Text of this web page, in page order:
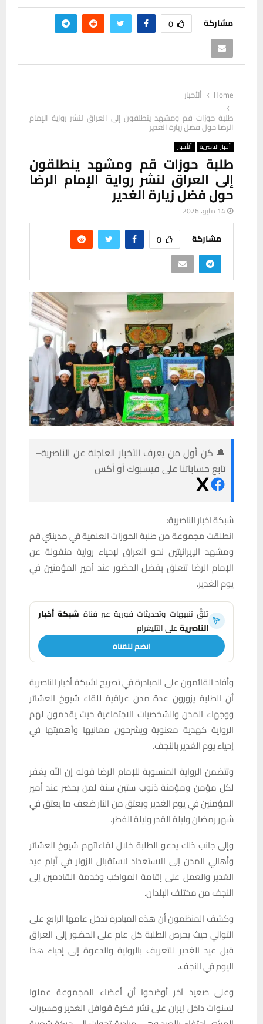
مشاركة 0
Home
ألأخبار
طلبة حوزات قم ومشهد ينطلقون إلى العراق لنشر رواية الإمام
الرضا حول فضل زيارة الغدير
أخبار الناصرية ألأخبار
طلبة حوزات قم ومشهد ينطلقون
إلى العراق لنشر رواية الإمام الرضا
حول فضل زيارة الغدير
14 مايو، 2026
مشاركة 0
🔔 كن أول من يعرف الأخبار العاجلة عن الناصرية–
تابع حساباتنا على فيسبوك أو أكس
شبكة اخبار الناصرية:
انطلقت مجموعة من طلبة الحوزات العلمية في مدينتي قم
ومشهد الإيرانيتين نحو العراق لإحياء رواية منقولة عن
الإمام الرضا تتعلق بفضل الحضور عند أمير المؤمنين في
يوم الغدير.
تلقَّ تنبيهات وتحديثات فورية عبر قناة شبكة أخبار
الناصريةعلى التليغرام
انضم للقناة
وأفاد القائمون على المبادرة في تصريح لشبكة أخبار الناصرية
أن الطلبة يزورون عدة مدن عراقية للقاء شيوخ العشائر
ووجهاء المدن والشخصيات الاجتماعية حيث يقدمون لهم
الرواية كهدية معنوية ويشرحون معانيها وأهميتها في
إحياء يوم الغدير بالنجف.
وتتضمن الرواية المنسوبة للإمام الرضا قوله إن الله يغفر
لكل مؤمن ومؤمنة ذنوب ستين سنة لمن يحضر عند أمير
المؤمنين في يوم الغدير ويعتق من النار ضعف ما يعتق في
شهر رمضان وليلة القدر وليلة الفطر.
وإلى جانب ذلك يدعو الطلبة خلال لقاءاتهم شيوخ العشائر
وأهالي المدن إلى الاستعداد لاستقبال الزوار في أيام عيد
الغدير والعمل على إقامة المواكب وخدمة القادمين إلى
النجف من مختلف البلدان.
وكشف المنظمون أن هذه المبادرة تدخل عامها الرابع على
التوالي حيث يحرص الطلبة كل عام على الحضور إلى العراق
قبل عيد الغدير للتعريف بالرواية والدعوة إلى إحياء هذا
اليوم في النجف.
وعلى صعيد آخر أوضحوا أن أعضاء المجموعة عملوا
لسنوات داخل إيران على نشر فكرة قوافل الغدير ومسيرات